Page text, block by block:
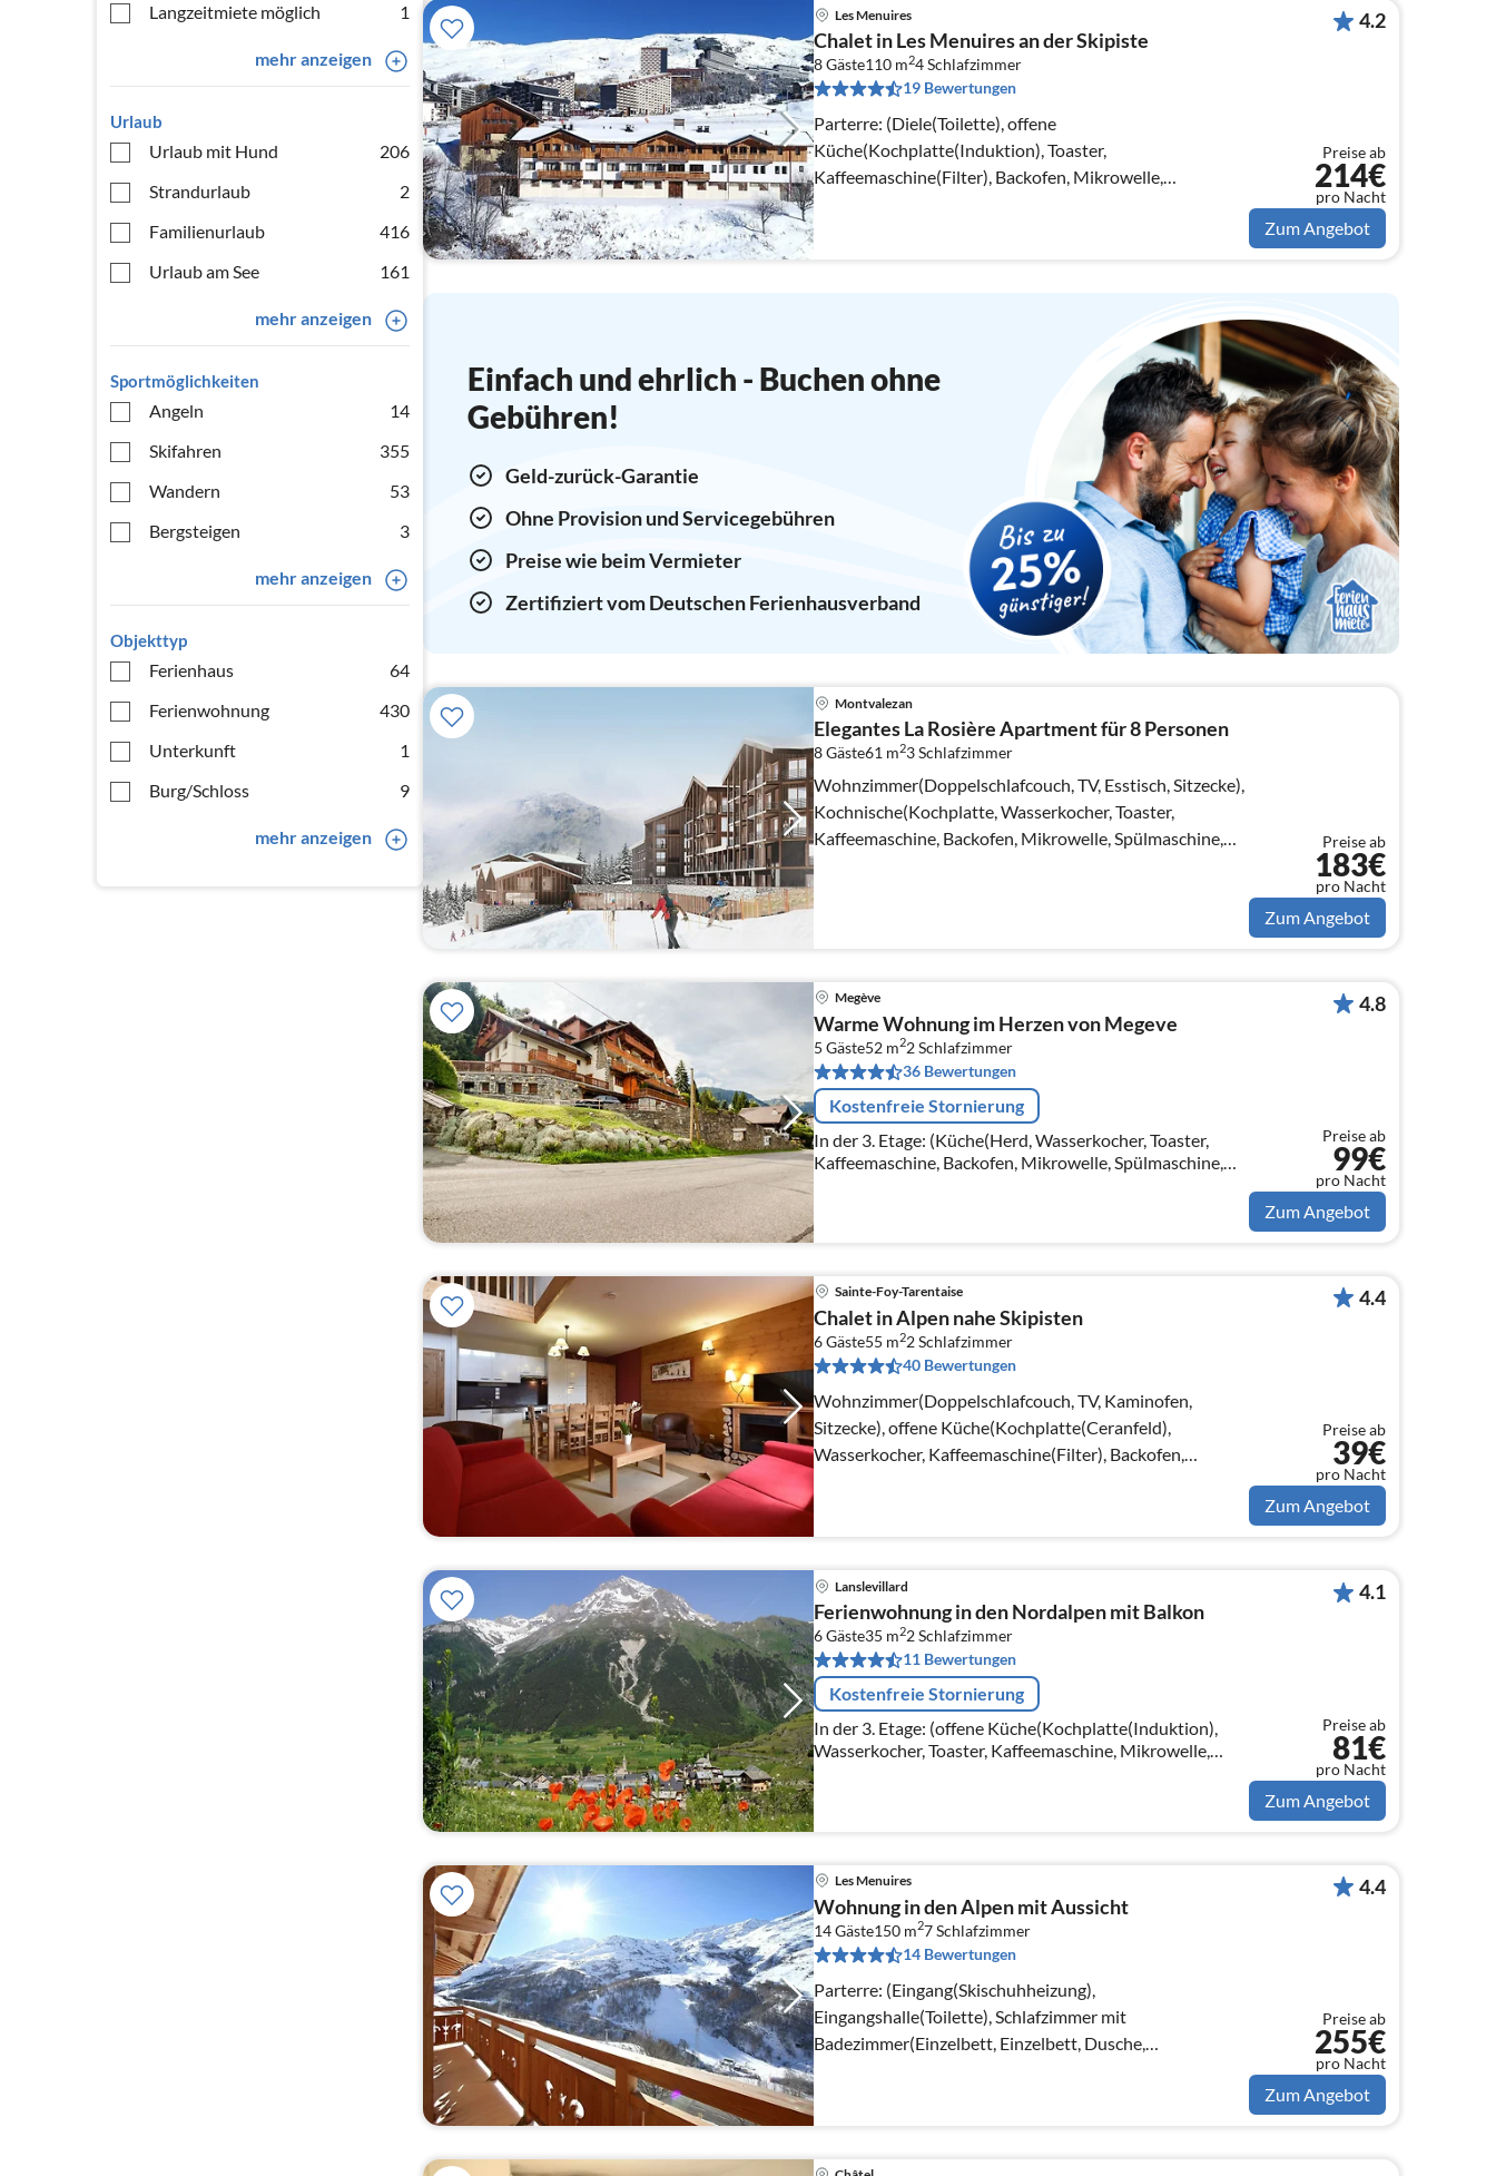
Langzeitmiete möglich
1
mehr anzeigen
Urlaub
Urlaub mit Hund
206
Strandurlaub
2
Familienurlaub
416
Urlaub am See
161
mehr anzeigen
Sportmöglichkeiten
Angeln
14
Skifahren
355
Wandern
53
Bergsteigen
3
mehr anzeigen
Objekttyp
Ferienhaus
64
Ferienwohnung
430
Unterkunft
1
Burg/Schloss
9
mehr anzeigen
Les Menuires
Chalet in Les Menuires an der Skipiste
8 Gäste110 m24Schlafzimmer
19 Bewertungen
Parterre: (Diele(Toilette), offene
Küche(Kochplatte(Induktion), Toaster,
Kaffeemaschine(Filter), Backofen, Mikrowelle,
Spülmaschine, Kühlschrank), Wohn/Esszimmer(TV)
4.2
Preise ab
214€
pro Nacht
Zum Angebot
Einfach und ehrlich - Buchen ohne
Gebühren!
Geld-zurück-Garantie
Ohne Provision und Servicegebühren
Preise wie beim Vermieter
Zertifiziert vom Deutschen Ferienhausverband
Montvalezan
Elegantes La Rosière Apartment für 8 Personen
8 Gäste61 m23Schlafzimmer
Wohnzimmer(Doppelschlafcouch, TV, Esstisch, Sitzecke),
Kochnische(Kochplatte, Wasserkocher, Toaster,
Kaffeemaschine, Backofen, Mikrowelle, Spülmaschine,
Kühl-/Gefrierkombination, )
Preise ab
183€
pro Nacht
Zum Angebot
Megève
Warme Wohnung im Herzen von Megeve
5 Gäste52 m22Schlafzimmer
36 Bewertungen
Kostenfreie Stornierung
In der 3. Etage: (Küche(Herd, Wasserkocher, Toaster,
Kaffeemaschine, Backofen, Mikrowelle, Spülmaschine,
4.8
Preise ab
99€
pro Nacht
Zum Angebot
Sainte-Foy-Tarentaise
Chalet in Alpen nahe Skipisten
6 Gäste55 m22Schlafzimmer
40 Bewertungen
Wohnzimmer(Doppelschlafcouch, TV, Kaminofen,
Sitzecke), offene Küche(Kochplatte(Ceranfeld),
Wasserkocher, Kaffeemaschine(Filter), Backofen,
4.4
Preise ab
39€
pro Nacht
Zum Angebot
Lanslevillard
Ferienwohnung in den Nordalpen mit Balkon
6 Gäste35 m22Schlafzimmer
11 Bewertungen
Kostenfreie Stornierung
In der 3. Etage: (offene Küche(Kochplatte(Induktion),
Wasserkocher, Toaster, Kaffeemaschine, Mikrowelle,
Spülmaschine, Kühlschrank, (), )
4.1
Preise ab
81€
pro Nacht
Zum Angebot
Les Menuires
Wohnung in den Alpen mit Aussicht
14 Gäste150 m27Schlafzimmer
14 Bewertungen
Parterre: (Eingang(Skischuhheizung),
Eingangshalle(Toilette), Schlafzimmer mit
Badezimmer(Einzelbett, Einzelbett, Dusche,
Waschbecken)
4.4
Preise ab
255€
pro Nacht
Zum Angebot